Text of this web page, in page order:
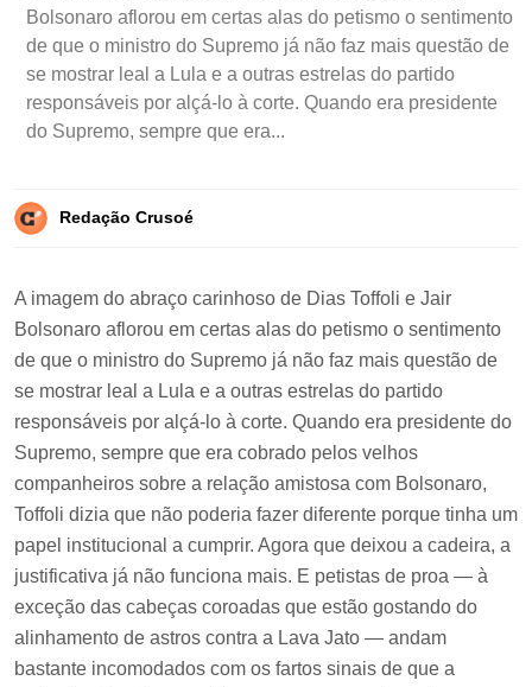
Bolsonaro aflorou em certas alas do petismo o sentimento
de que o ministro do Supremo já não faz mais questão de
se mostrar leal a Lula e a outras estrelas do partido
responsáveis por alçá-lo à corte. Quando era presidente
do Supremo, sempre que era...
Redação Crusoé
A imagem do abraço carinhoso de Dias Toffoli e Jair
Bolsonaro aflorou em certas alas do petismo o sentimento
de que o ministro do Supremo já não faz mais questão de
se mostrar leal a Lula e a outras estrelas do partido
responsáveis por alçá-lo à corte. Quando era presidente do
Supremo, sempre que era cobrado pelos velhos
companheiros sobre a relação amistosa com Bolsonaro,
Toffoli dizia que não poderia fazer diferente porque tinha um
papel institucional a cumprir. Agora que deixou a cadeira, a
justificativa já não funciona mais. E petistas de proa — à
exceção das cabeças coroadas que estão gostando do
alinhamento de astros contra a Lava Jato — andam
bastante incomodados com os fartos sinais de que a